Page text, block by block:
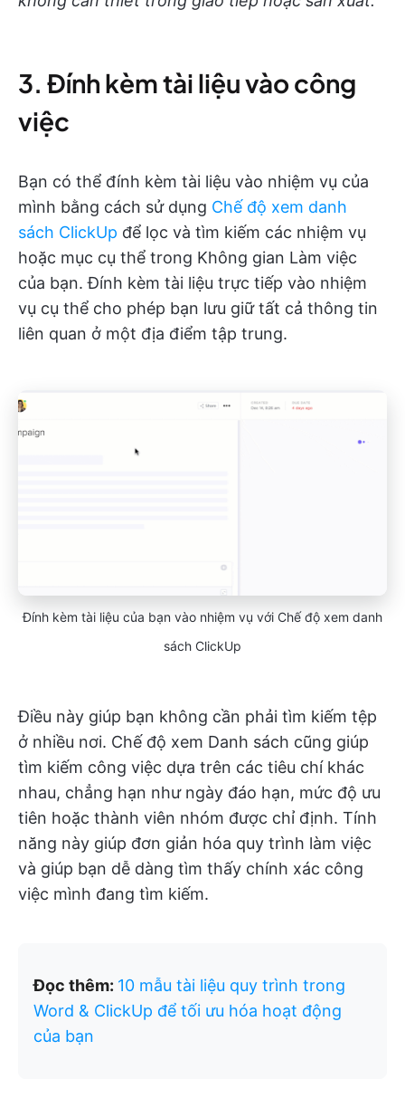
3. Đính kèm tài liệu vào công
việc
Bạn có thể đính kèm tài liệu vào nhiệm vụ của
mình bằng cách sử dụng Chế độ xem danh
sách ClickUp để lọc và tìm kiếm các nhiệm vụ
hoặc mục cụ thể trong Không gian Làm việc
của bạn. Đính kèm tài liệu trực tiếp vào nhiệm
vụ cụ thể cho phép bạn lưu giữ tất cả thông tin
liên quan ở một địa điểm tập trung.
Đính kèm tài liệu của bạn vào nhiệm vụ với Chế độ xem danh
sách ClickUp
Điều này giúp bạn không cần phải tìm kiếm tệp
ở nhiều nơi. Chế độ xem Danh sách cũng giúp
tìm kiếm công việc dựa trên các tiêu chí khác
nhau, chẳng hạn như ngày đáo hạn, mức độ ưu
tiên hoặc thành viên nhóm được chỉ định. Tính
năng này giúp đơn giản hóa quy trình làm việc
và giúp bạn dễ dàng tìm thấy chính xác công
việc mình đang tìm kiếm.
Đọc thêm: 10 mẫu tài liệu quy trình trong
Word & ClickUp để tối ưu hóa hoạt động
của bạn